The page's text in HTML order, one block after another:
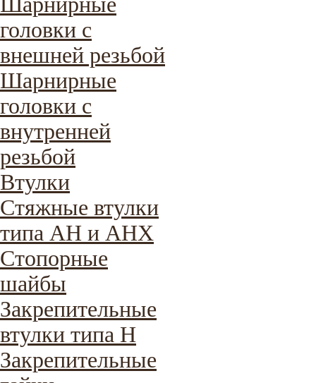
головки с
внешней резьбой
Шарнирные
головки с
внутренней
резьбой
Втулки
Стяжные втулки
типа AH и AHX
Стопорные
шайбы
Закрепительные
втулки типа H
Закрепительные